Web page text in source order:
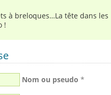
à breloques…La tête dans les
!
Nom ou pseudo *